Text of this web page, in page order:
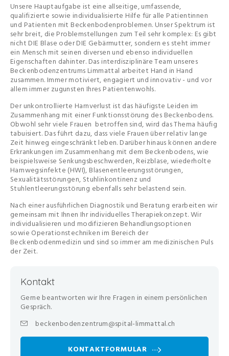
Unsere Hauptaufgabe ist eine allseitige, umfassende,
qualifizierte sowie individualisierte Hilfe für alle Patientinnen
und Patienten mit Beckenbodenproblemen. Unser Spektrum ist
sehr breit, die Problemstellungen zum Teil sehr komplex: Es gibt
nicht DIE Blase oder DIE Gebärmutter, sondern es steht immer
ein Mensch mit seinen diversen und ebenso individuellen
Eigenschaften dahinter. Das interdisziplinäre Team unseres
Beckenbodenzentrums Limmattal arbeitet Hand in Hand
zusammen. Immer motiviert, engagiert und innovativ - und vor
allem immer zugunsten Ihres Patientenwohls.
Der unkontrollierte Harnverlust ist das häufigste Leiden im
Zusammenhang mit einer Funktionsstörung des Beckenbodens.
Obwohl sehr viele Frauen betroffen sind, wird das Thema häufig
tabuisiert. Das führt dazu, dass viele Frauen über relativ lange
Zeit hinweg eingeschränkt leben. Darüber hinaus können andere
Erkrankungen im Zusammenhang mit dem Beckenbodens, wie
beispielsweise Senkungsbeschwerden, Reizblase, wiederholte
Harnwegsinfekte (HWI), Blasenentleerungsstörungen,
Sexualitätsstörungen, Stuhlinkontinenz und
Stuhlentleerungsstörung ebenfalls sehr belastend sein.
Nach einer ausführlichen Diagnostik und Beratung erarbeiten wir
gemeinsam mit Ihnen Ihr individuelles Therapiekonzept. Wir
individualisieren und modifizieren Behandlungsoptionen
sowie Operationstechniken im Bereich der
Beckenbodenmedizin und sind so immer am medizinischen Puls
der Zeit.
Kontakt
Gerne beantworten wir Ihre Fragen in einem persönlichen
Gespräch.
beckenbodenzentrum@spital-limmattal.ch
KONTAKTFORMULAR